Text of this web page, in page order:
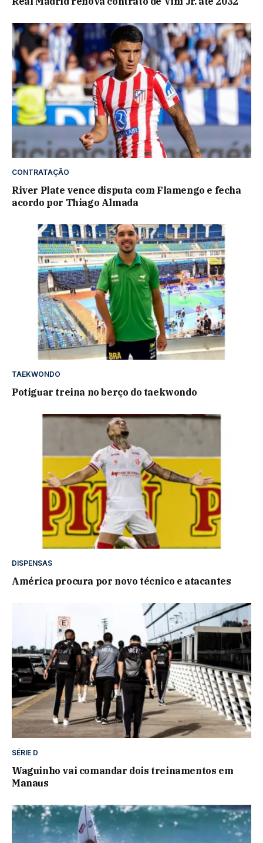
CONTRATAÇÃO
River Plate vence disputa com Flamengo e fecha
acordo por Thiago Almada
TAEKWONDO
Potiguar treina no berço do taekwondo
DISPENSAS
América procura por novo técnico e atacantes
SÉRIE D
Waguinho vai comandar dois treinamentos em
Manaus